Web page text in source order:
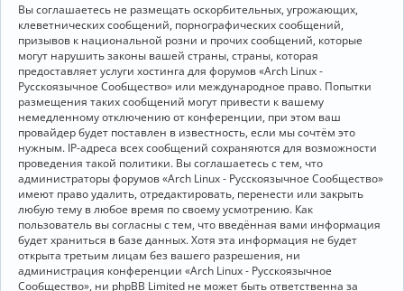
Вы соглашаетесь не размещать оскорбительных, угрожающих,
клеветнических сообщений, порнографических сообщений,
призывов к национальной розни и прочих сообщений, которые
могут нарушить законы вашей страны, страны, которая
предоставляет услуги хостинга для форумов «Arch Linux -
Русскоязычное Сообщество» или международное право. Попытки
размещения таких сообщений могут привести к вашему
немедленному отключению от конференции, при этом ваш
провайдер будет поставлен в известность, если мы сочтём это
нужным. IP-адреса всех сообщений сохраняются для возможности
проведения такой политики. Вы соглашаетесь с тем, что
администраторы форумов «Arch Linux - Русскоязычное Сообщество»
имеют право удалить, отредактировать, перенести или закрыть
любую тему в любое время по своему усмотрению. Как
пользователь вы согласны с тем, что введённая вами информация
будет храниться в базе данных. Хотя эта информация не будет
открыта третьим лицам без вашего разрешения, ни
администрация конференции «Arch Linux - Русскоязычное
Сообщество», ни phpBB Limited не может быть ответственна за